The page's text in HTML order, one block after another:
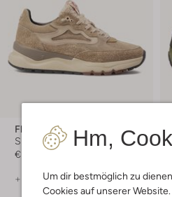
Hm,
Um dir bestmöglich zu
Cookies auf unserer
Floris Van Bommel
Sneaker Low
€ 249,99
+ mehr farben